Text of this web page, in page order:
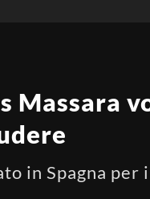
Massara
in Spagna